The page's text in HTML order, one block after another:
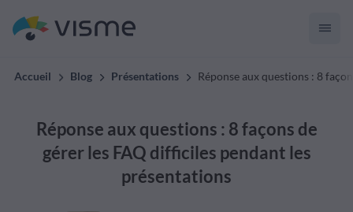
Accueil Blog Présentations Réponse aux questions : 8
Réponse aux questions : 8 façons de
gérer les FAQ difficiles pendant les
présentations